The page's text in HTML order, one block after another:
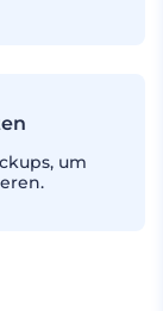
um